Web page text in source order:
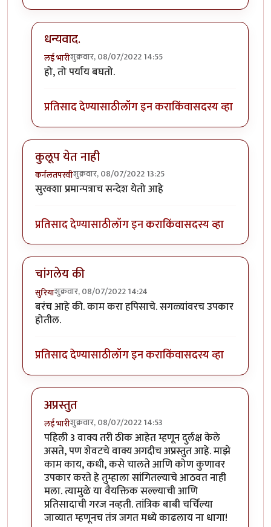
धन्यवाद.
लई भारीशुक्रवार, 08/07/2022 14:55
In reply toप्रोक्सी (Proxy) किंवा
हो, तो पर्याय बघतो.
प्रतिसाद देण्यासाठीलॉग इन कराकिंवासदस्य व्हा
कुलूप येत नाही
कर्नलतपस्वीशुक्रवार, 08/07/2022 13:25
सुरक्शा प्रमान्पत्राच सन्देश येतो आहे
प्रतिसाद देण्यासाठीलॉग इन कराकिंवासदस्य व्हा
चांगलेय की
सुरियाशुक्रवार, 08/07/2022 14:24
बरंच आहे की. काम करा हपिसाचे. सगळ्यांवरच उपकार
होतील.
प्रतिसाद देण्यासाठीलॉग इन कराकिंवासदस्य व्हा
अप्रस्तुत
लई भारीशुक्रवार, 08/07/2022 14:53
In reply toचांगलेय कीbyसुरिया
पहिली 3 वाक्य तरी ठीक आहेत म्हणून दुर्लक्ष केले
असते, पण शेवटचे वाक्य अगदीच अप्रस्तुत आहे. माझे
काम काय, कधी, कसे चालते आणि कोण कुणावर
उपकार करते हे तुम्हाला सांगितल्याचे आठवत नाही
मला. त्यामुळे या वैयक्तिक सल्ल्याची आणि
प्रतिसादाची गरज नव्हती. तांत्रिक बाबी चर्चिल्या
जाव्यात म्हणूनच तंत्र जगत मध्ये काढलाय ना धागा!